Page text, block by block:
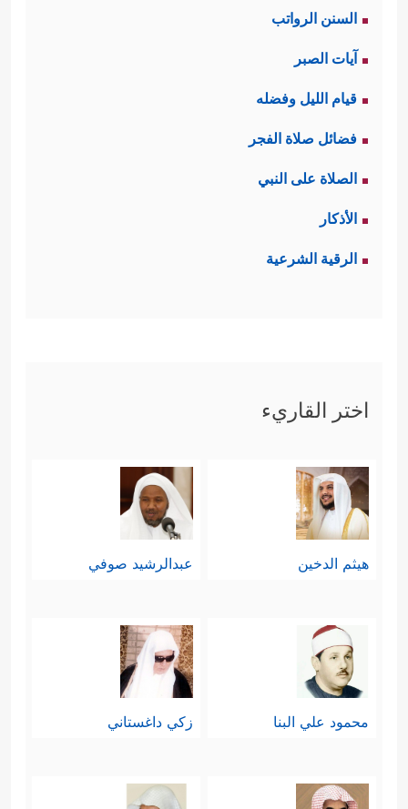
السنن الرواتب
آيات الصبر
قيام الليل وفضله
فضائل صلاة الفجر
الصلاة على النبي
الأذكار
الرقية الشرعية
اختر القاريء
هيثم الدخين عبدالرشيد صوفي
محمود علي البنا زكي داغستاني